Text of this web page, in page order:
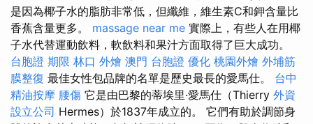
是因為椰子水的脂肪非常低，但纖維，維生素C和鉀含量比
香蕉含量更多。 massage near me 實際上，有些人在用椰
子水代替運動飲料，軟飲料和果汁方面取得了巨大成功。
台胞證 期限 林口 外燴 澳門 台胞證 優化 桃園外燴 外埔筋
膜整復 最佳女性包品牌的名單是歷史最長的愛馬仕。 台中
精油按摩 腰傷 它是由巴黎的蒂埃里·愛馬仕（Thierry 外資
設立公司 Hermes）於1837年成立的。 它們有助於調節身